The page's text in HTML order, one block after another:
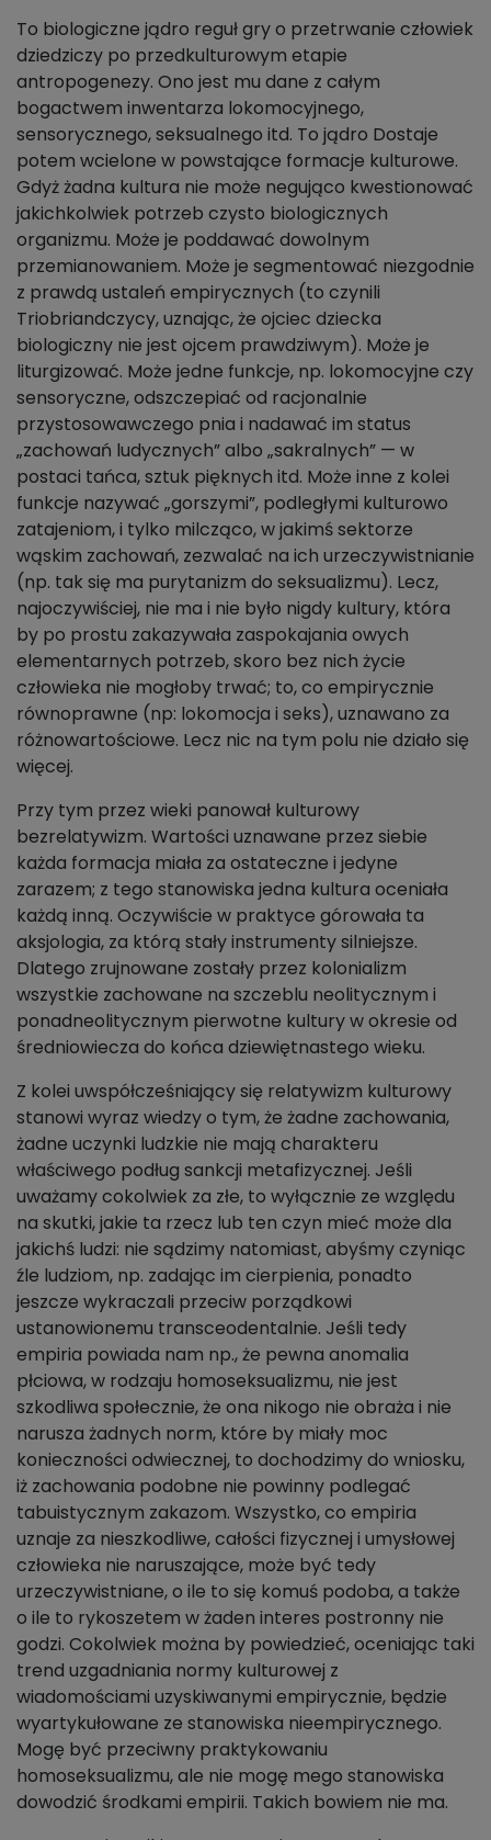
To biologiczne jądro reguł gry o przetrwanie człowiek
dziedziczy po przedkulturowym etapie
antropogenezy. Ono jest mu dane z całym
bogactwem inwentarza lokomocyjnego,
sensorycznego, seksualnego itd. To jądro Dostaje
potem wcielone w powstające formacje kulturowe.
Gdyż żadna kultura nie może negująco kwestionować
jakichkolwiek potrzeb czysto biologicznych
organizmu. Może je poddawać dowolnym
przemianowaniem. Może je segmentować niezgodnie
z prawdą ustaleń empirycznych (to czynili
Triobriandczycy, uznając, że ojciec dziecka
biologiczny nie jest ojcem prawdziwym). Może je
liturgizować. Może jedne funkcje, np. lokomocyjne czy
sensoryczne, odszczepiać od racjonalnie
przystosowawczego pnia i nadawać im status
„zachowań ludycznych” albo „sakralnych” — w
postaci tańca, sztuk pięknych itd. Może inne z kolei
funkcje nazywać „gorszymi”, podległymi kulturowo
zatajeniom, i tylko milcząco, w jakimś sektorze
wąskim zachowań, zezwalać na ich urzeczywistnianie
(np. tak się ma purytanizm do seksualizmu). Lecz,
najoczywiściej, nie ma i nie było nigdy kultury, która
by po prostu zakazywała zaspokajania owych
elementarnych potrzeb, skoro bez nich życie
człowieka nie mogłoby trwać; to, co empirycznie
równoprawne (np: lokomocja i seks), uznawano za
różnowartościowe. Lecz nic na tym polu nie działo się
więcej.
Przy tym przez wieki panował kulturowy
bezrelatywizm. Wartości uznawane przez siebie
każda formacja miała za ostateczne i jedyne
zarazem; z tego stanowiska jedna kultura oceniała
każdą inną. Oczywiście w praktyce górowała ta
aksjologia, za którą stały instrumenty silniejsze.
Dlatego zrujnowane zostały przez kolonializm
wszystkie zachowane na szczeblu neolitycznym i
ponadneolitycznym pierwotne kultury w okresie od
średniowiecza do końca dziewiętnastego wieku.
Z kolei uwspółcześniający się relatywizm kulturowy
stanowi wyraz wiedzy o tym, że żadne zachowania,
żadne uczynki ludzkie nie mają charakteru
właściwego podług sankcji metafizycznej. Jeśli
uważamy cokolwiek za złe, to wyłącznie ze względu
na skutki, jakie ta rzecz lub ten czyn mieć może dla
jakichś ludzi: nie sądzimy natomiast, abyśmy czyniąc
źle ludziom, np. zadając im cierpienia, ponadto
jeszcze wykraczali przeciw porządkowi
ustanowionemu transceodentalnie. Jeśli tedy
empiria powiada nam np., że pewna anomalia
płciowa, w rodzaju homoseksualizmu, nie jest
szkodliwa społecznie, że ona nikogo nie obraża i nie
narusza żadnych norm, które by miały moc
konieczności odwiecznej, to dochodzimy do wniosku,
iż zachowania podobne nie powinny podlegać
tabuistycznym zakazom. Wszystko, co empiria
uznaje za nieszkodliwe, całości fizycznej i umysłowej
człowieka nie naruszające, może być tedy
urzeczywistniane, o ile to się komuś podoba, a także
o ile to rykoszetem w żaden interes postronny nie
godzi. Cokolwiek można by powiedzieć, oceniając taki
trend uzgadniania normy kulturowej z
wiadomościami uzyskiwanymi empirycznie, będzie
wyartykułowane ze stanowiska nieempirycznego.
Mogę być przeciwny praktykowaniu
homoseksualizmu, ale nie mogę mego stanowiska
dowodzić środkami empirii. Takich bowiem nie ma.